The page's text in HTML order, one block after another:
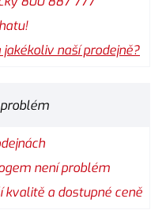
naší prodejně?
není problém
kvalitě a dostupné ceně